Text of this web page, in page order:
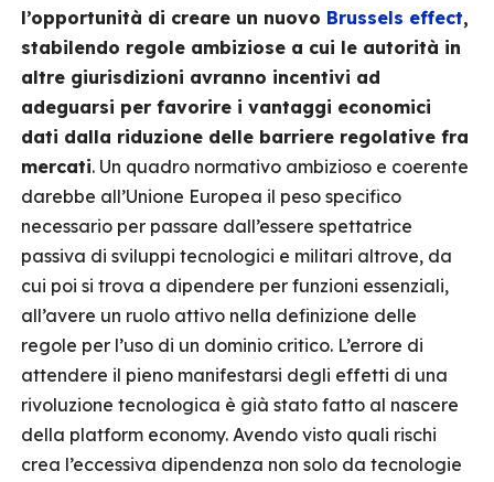
l’opportunità di creare un nuovo Brussels effect,
stabilendo regole ambiziose a cui le autorità in
altre giurisdizioni avranno incentivi ad
adeguarsi per favorire i vantaggi economici
dati dalla riduzione delle barriere regolative fra
mercati. Un quadro normativo ambizioso e coerente
darebbe all’Unione Europea il peso specifico
necessario per passare dall’essere spettatrice
passiva di sviluppi tecnologici e militari altrove, da
cui poi si trova a dipendere per funzioni essenziali,
all’avere un ruolo attivo nella definizione delle
regole per l’uso di un dominio critico. L’errore di
attendere il pieno manifestarsi degli effetti di una
rivoluzione tecnologica è già stato fatto al nascere
della platform economy. Avendo visto quali rischi
crea l’eccessiva dipendenza non solo da tecnologie